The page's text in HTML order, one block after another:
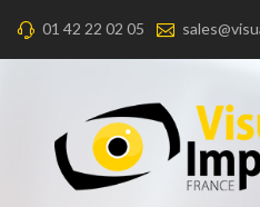
01 42 22 02 05